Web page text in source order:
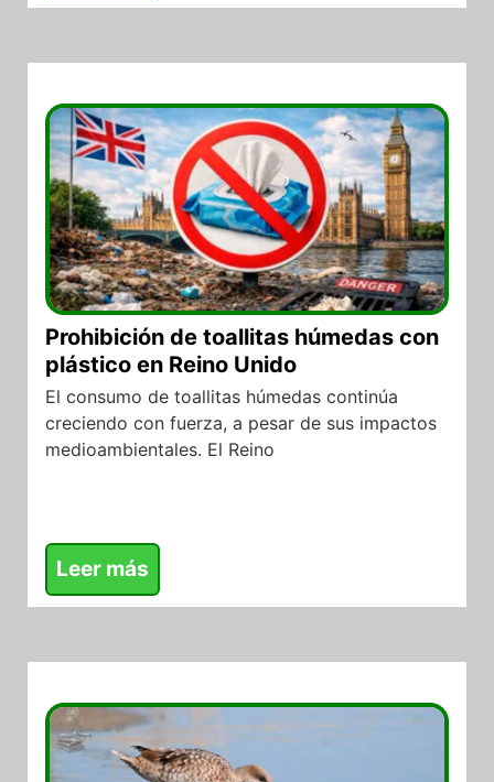
Prohibición de toallitas húmedas con
plástico en Reino Unido
El consumo de toallitas húmedas continúa
creciendo con fuerza, a pesar de sus impactos
medioambientales. El Reino
Leer más